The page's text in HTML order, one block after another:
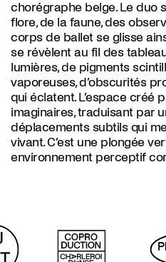
chorégraphe belge. Le duo
flore, de la faune, des
corps de ballet se glisse
se révèlent au fil des
lumières, de pigments
vaporeuses, d’obscurités
qui éclatent. L’espace créé
imaginaires, traduisant par
déplacements subtils qui
vivant. C’est une plongée
environnement perceptif